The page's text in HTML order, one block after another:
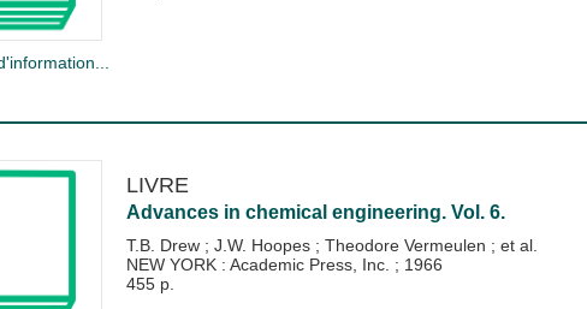
LIVRE
Advances in chemical engineering. Vol. 6.
T.B. Drew ; J.W. Hoopes ; Theodore Vermeulen ; et al.
NEW YORK : Academic Press, Inc. ; 1966
455 p.